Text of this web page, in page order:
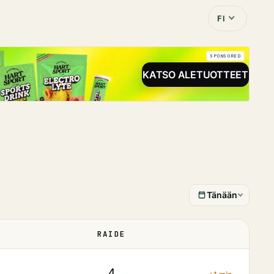
FI
KATSO ALETUOTTEET
SPONSORED
Tänään
RAIDE